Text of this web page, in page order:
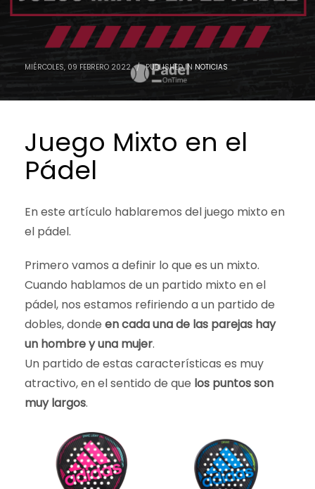
noviembre 2022
octubre 2022
septiembre 2022
agosto 2022
marzo 2022
febrero 2022
enero 2022
Categorías
Noticias
Productos
Rebajas
Sobre el pádel
MIÉRCOLES, 09 FEBRERO 2022 / PUBLISHED IN NOTICIAS
Juego Mixto en el
Pádel
En este artículo hablaremos del juego mixto en
el pádel.
Primero vamos a definir lo que es un mixto.
Cuando hablamos de un partido mixto en el
pádel, nos estamos refiriendo a un partido de
dobles, donde en cada una de las parejas hay
un hombre y una mujer.
Un partido de estas características es muy
atractivo, en el sentido de que los puntos son
muy largos.